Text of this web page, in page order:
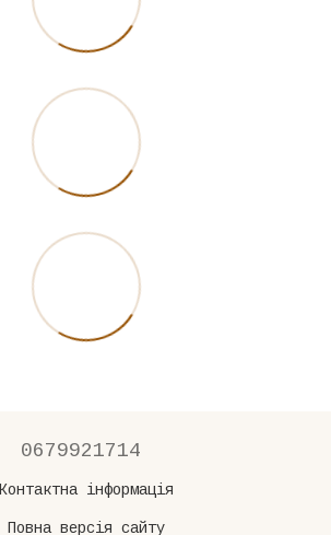
0679921714
Контактна інформація
Повна версія сайту